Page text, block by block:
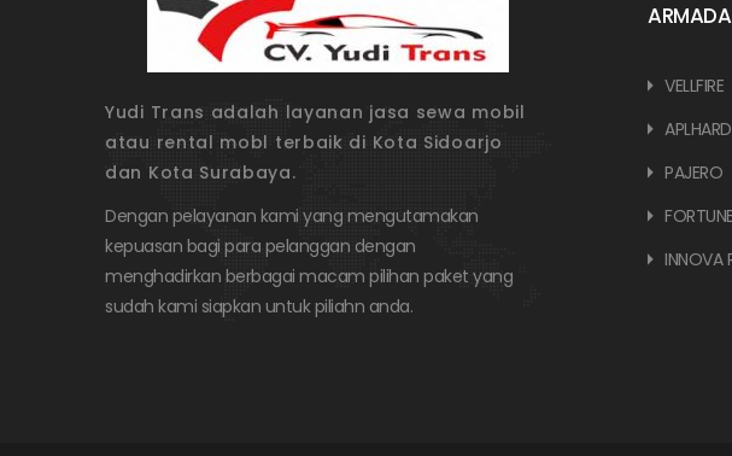
Yudi Trans adalah layanan jasa sewa mobil
atau rental mobl terbaik di Kota Sidoarjo
dan Kota Surabaya.
Dengan pelayanan kami yang mengutamakan
kepuasan bagi para pelanggan dengan
menghadirkan berbagai macam pilihan paket yang
sudah kami siapkan untuk piliahn anda.
ARMADA
VELLFIRE
APLHARD
PAJERO
INNOVA